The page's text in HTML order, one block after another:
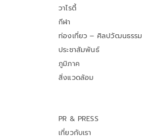
วาไรตี้
กีฬา
ท่องเที่ยว – ศิลปวัฒนธรรม
ประชาสัมพันธ์
ภูมิภาค
สิ่งแวดล้อม
PR & PRESS
เกี่ยวกับเรา